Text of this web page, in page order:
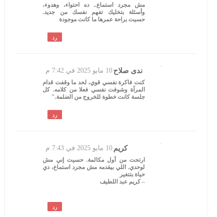
مش مجرد استماع.. ده احتواء، وهدوء،
وأسئلة بتخليك تفهم نفسك من جديد.
حسيت براحة عمرها ما كانت موجودة
رد
ندى صلاح 10 مايو 2025 في 7:42 م
كنت فاكرة نفسي قوي، لحد ما وقفت قدام
المرآة وشوفت نفسي فعلا من كلامه. كل
جلسة كانت خطوة للخروج من الضلمة."
رد
كريم 10 مايو 2025 في 7:43 م
ارتحت من أول مكالمة. حسيت إني مش
لوحدي. اللي بيقدمه مش مجرد استماع، دي
حياة بتتغير
– كريم عبد اللطيف
رد